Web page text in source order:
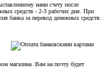
нами счету после
средств - 2-3 рабочих дня. При
банка за перевод денежных средств.
магазина. Вам на почту будет